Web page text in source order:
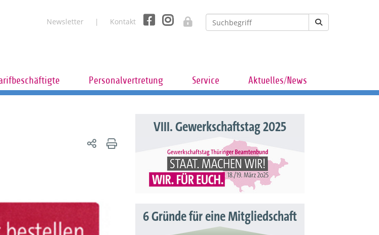
Newsletter Kontakt
Personalvertretung Service Aktuelles/News
VIII. Gewerkschaftstag 2025
6 Gründe für eine Mitgliedschaft